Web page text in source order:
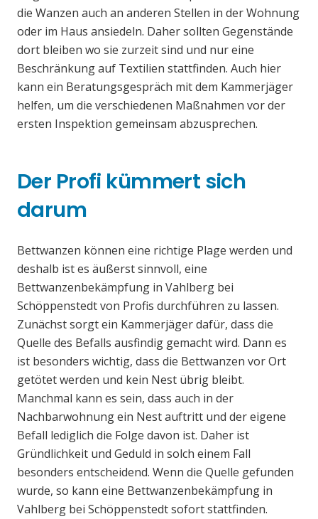
die Wanzen auch an anderen Stellen in der Wohnung
oder im Haus ansiedeln. Daher sollten Gegenstände
dort bleiben wo sie zurzeit sind und nur eine
Beschränkung auf Textilien stattfinden. Auch hier
kann ein Beratungsgespräch mit dem Kammerjäger
helfen, um die verschiedenen Maßnahmen vor der
ersten Inspektion gemeinsam abzusprechen.
Der Profi kümmert sich
darum
Bettwanzen können eine richtige Plage werden und
deshalb ist es äußerst sinnvoll, eine
Bettwanzenbekämpfung in Vahlberg bei
Schöppenstedt von Profis durchführen zu lassen.
Zunächst sorgt ein Kammerjäger dafür, dass die
Quelle des Befalls ausfindig gemacht wird. Dann es
ist besonders wichtig, dass die Bettwanzen vor Ort
getötet werden und kein Nest übrig bleibt.
Manchmal kann es sein, dass auch in der
Nachbarwohnung ein Nest auftritt und der eigene
Befall lediglich die Folge davon ist. Daher ist
Gründlichkeit und Geduld in solch einem Fall
besonders entscheidend. Wenn die Quelle gefunden
wurde, so kann eine Bettwanzenbekämpfung in
Vahlberg bei Schöppenstedt sofort stattfinden.